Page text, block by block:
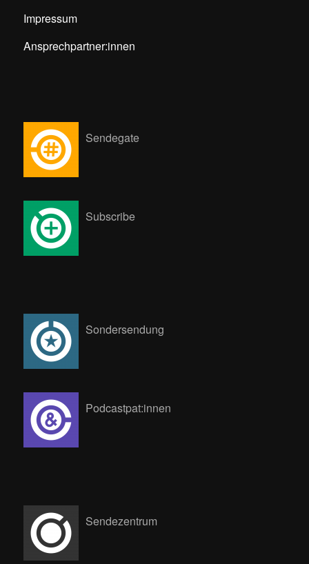
Impressum
Ansprechpartner:innen
Sendegate
Subscribe
Sondersendung
Podcastpat:innen
Sendezentrum